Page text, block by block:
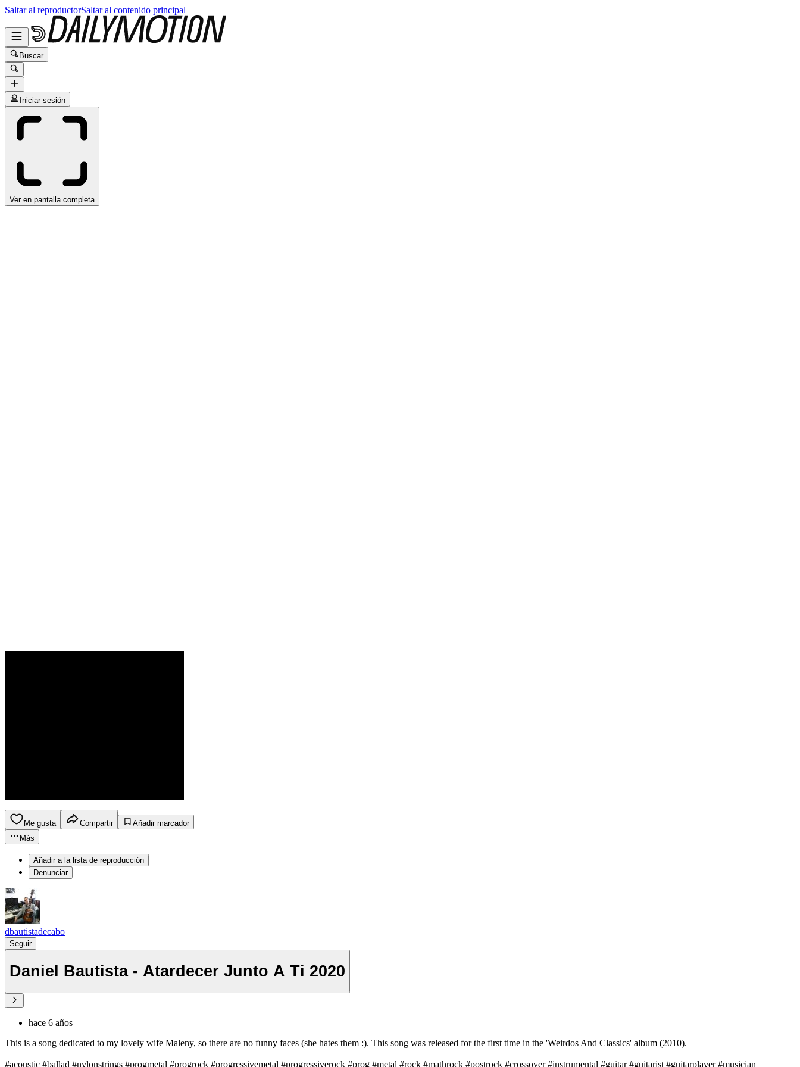
Saltar al reproductorSaltar al contenido principal
Buscar
Iniciar sesión
Ver en pantalla completa
Me gusta Compartir
Añadir marcador
Más
Añadir a la lista de reproducción
Denunciar
dbautistadecabo
Seguir
Daniel Bautista - Atardecer Junto A Ti 2020
hace 6 años
This is a song dedicated to my lovely wife Maleny, so there are no funny faces (she hates them :). This song was released for the first time in the 'Weirdos And Classics' album (2010).
#acoustic #ballad #nylonstrings #progmetal #progrock #progressivemetal #progressiverock #prog #metal #rock #mathrock #postrock #crossover #instrumental #guitar #guitarist #guitarplayer #musician